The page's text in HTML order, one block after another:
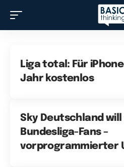
Liga total: Für
Jahr kostenlos
Sky Deutschland will
Bundesliga-Fans –
vorprogrammierter